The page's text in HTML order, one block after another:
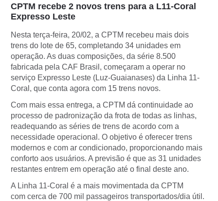
​​​CPTM recebe 2 novos trens para a L11-Coral
Expresso Leste
Nesta terça-feira, 20/02, a CPTM recebeu mais dois
trens do lote de 65, completando 34 unidades em
operação. As duas composições, da série 8.500
fabricada pela CAF Brasil, começaram a operar no
serviço Expresso Leste (Luz-Guaianases) da Linha 11-
Coral, que conta agora com 15 trens novos.
Com mais essa entrega, a CPTM dá continuidade ao
processo de padronização da frota de todas as linhas,
readequando as séries de trens de acordo com a
necessidade operacional. O objetivo é oferecer trens
modernos e com ar condicionado, proporcionando mais
conforto aos usuários. A previsão é que as 31 unidades
restantes entrem em operação até o final deste ano. ​
A Linha 11-Coral é a mais movimentada da CPTM
com cerca de 700 mil passageiros transportados/dia útil.